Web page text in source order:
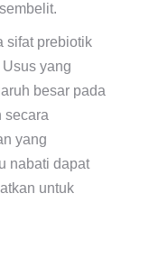
sifat prebiotik
yang
besar pada
secara
yang
nabati dapat
untuk